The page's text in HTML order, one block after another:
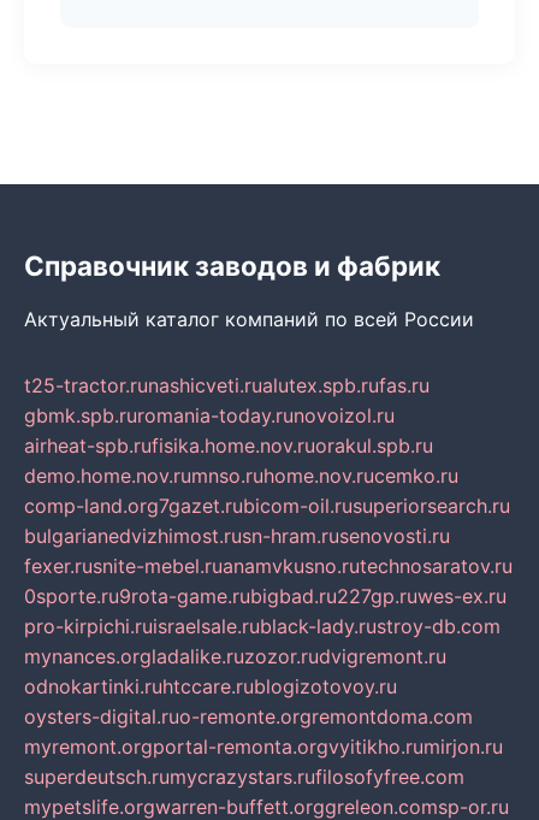
Справочник заводов и фабрик
Актуальный каталог компаний по всей России
t25-tractor.runashicveti.rualutex.spb.rufas.ru
gbmk.spb.ruromania-today.runovoizol.ru
airheat-spb.rufisika.home.nov.ruorakul.spb.ru
demo.home.nov.rumnso.ruhome.nov.rucemko.ru
comp-land.org7gazet.rubicom-oil.rusuperiorsearch.ru
bulgarianedvizhimost.rusn-hram.rusenovosti.ru
fexer.rusnite-mebel.ruanamvkusno.rutechnosaratov.ru
0sporte.ru9rota-game.rubigbad.ru227gp.ruwes-ex.ru
pro-kirpichi.ruisraelsale.rublack-lady.rustroy-db.com
mynances.orgladalike.ruzozor.rudvigremont.ru
odnokartinki.ruhtccare.rublogizotovoy.ru
oysters-digital.ruo-remonte.orgremontdoma.com
myremont.orgportal-remonta.orgvyitikho.rumirjon.ru
superdeutsch.rumycrazystars.rufilosofyfree.com
mypetslife.orgwarren-buffett.orggreleon.comsp-or.ru